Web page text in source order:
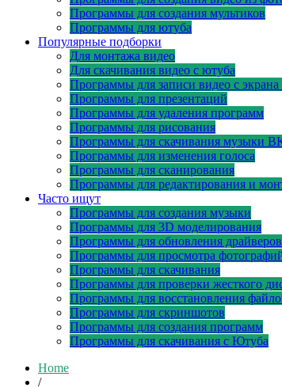
Программы для создания мультиков
Программы для ютуба
Популярные подборки
Для монтажа видео
Для скачивания видео с ютуба
Программы для записи видео с
Программы для презентаций
Программы для удаления программ
Программы для рисования
Программы для скачивания музыки
Программы для изменения голоса
Программы для сканирования
Программы для редактирования и
Часто ищут
Программы для создания музыки
Программы для 3D моделирования
Программы для обновления драйверов
Программы для просмотра
Программы для скачивания
Программы для проверки жесткого
Программы для восстановления
Программы для скриншотов
Программы для создания программ
Программы для скачивания с Ютуба
Home
/